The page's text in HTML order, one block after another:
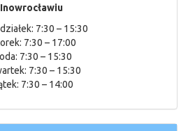
Inowrocławiu
7:30 – 15:30
7:30 – 17:00
7:30 – 15:30
7:30 – 15:30
7:30 – 14:00